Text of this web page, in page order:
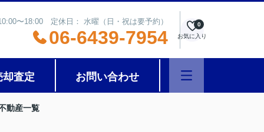
〜18:00 定休日： 水曜（日・祝は要予約）
06-6439-7954 お気に入り
0
却査定 お問い合わせ
動産一覧